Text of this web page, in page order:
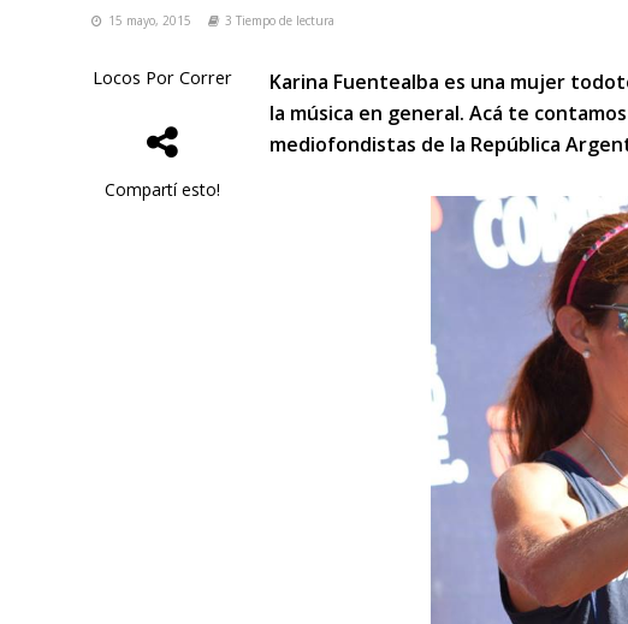
15 mayo, 2015 3 Tiempo de lectura
Locos Por Correr
Compartí esto!
Karina Fuentealba es una mujer
la música en general. Acá te
mediofondistas de la República